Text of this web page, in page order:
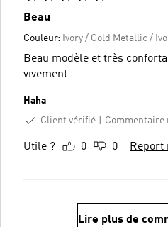
Beau
Couleur: Ivory / Gold Metallic /
Beau modèle et très
vivement
Haha
Client vérifié
Commentaire
Utile ? 0 0 Report
Lire plus de